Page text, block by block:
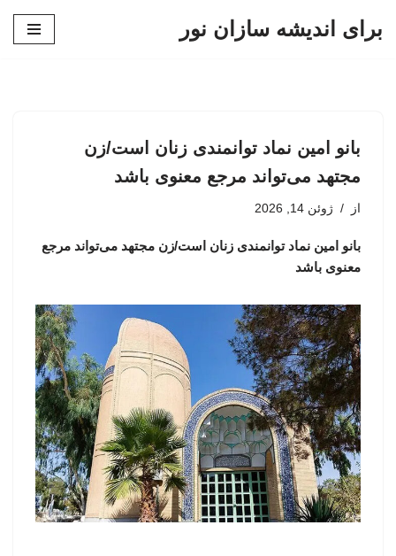
برای اندیشه سازان نور
بانو امین نماد توانمندی زنان است/زن
مجتهد می‌تواند مرجع معنوی باشد
از ژوئن 14, 2026
بانو امین نماد توانمندی زنان است/زن مجتهد می‌تواند مرجع
معنوی باشد